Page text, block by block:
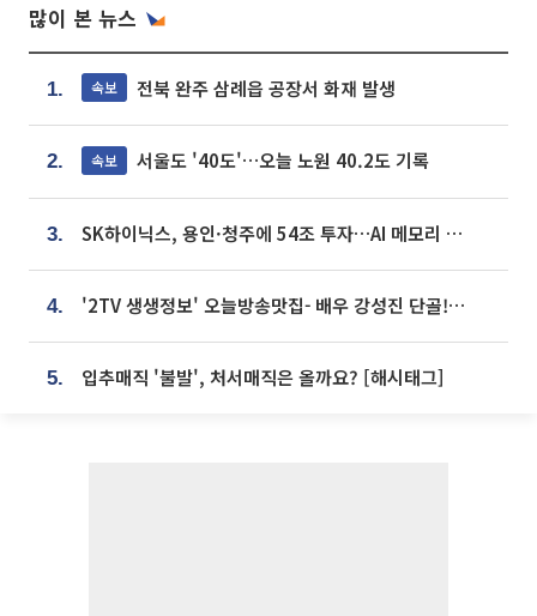
많이 본 뉴스
1. 속보 전북 완주 삼례읍 공장서 화재 발생
2. 속보 서울도 '40도'…오늘 노원 40.2도 기록
3. SK하이닉스, 용인·청주에 54조 투자…AI 메모리 생산기지 키운다
4. '2TV 생생정보' 오늘방송맛집- 배우 강성진 단골! 쌀국수ㆍ푸팟퐁 커리 맛집 '블○○○'
5. 입추매직 '불발', 처서매직은 올까요? [해시태그]